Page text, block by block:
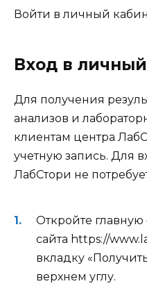
Войти в личный
Вход в
Для получения
анализов и
клиентам центра
учетную запись. Для
ЛабСтори не
Откройте
сайта https://
вкладку
верхнем углу.